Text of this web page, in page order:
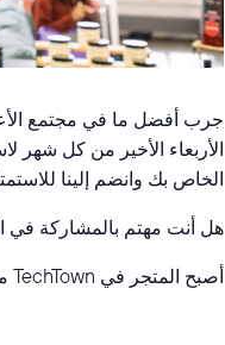
الأربعاء الأخير من كل شهر
الخاص بك وانضم إلينا
هل أنت مهتم بالمشاركة في
أصبح المتجر في TechTown ممكنًا بدعم من مؤسسة رالف سي ويلسون الابن. وويلز فارجو.